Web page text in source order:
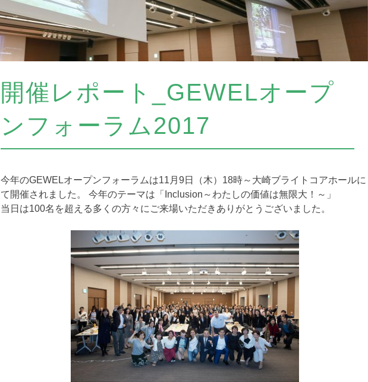
開催レポート_GEWELオープ
ンフォーラム2017
今年のGEWELオープンフォーラムは11月9日（木）18時～大崎ブライトコアホールに
て開催されました。
今年のテーマは「Inclusion～わたしの価値は無限大！～」
当日は100名を超える多くの方々にご来場いただきありがとうございました。